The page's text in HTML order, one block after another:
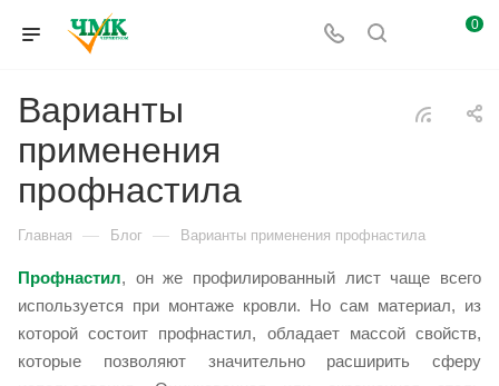
0
Варианты
применения
профнастила
Главная — Блог — Варианты применения профнастила
Профнастил, он же профилированный лист чаще всего
используется при монтаже кровли. Но сам материал, из
которой состоит профнастил, обладает массой свойств,
которые позволяют значительно расширить сферу